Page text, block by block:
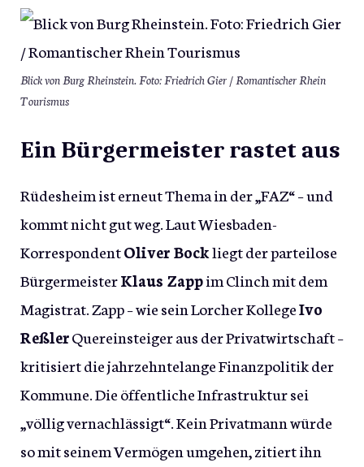
Blick von Burg Rheinstein. Foto: Friedrich Gier / Romantischer Rhein
Tourismus
Ein Bürgermeister rastet aus
Rüdesheim ist erneut Thema in der „FAZ“ – und
kommt nicht gut weg. Laut Wiesbaden-
KorrespondentOliver Bockliegt der parteilose
BürgermeisterKlaus Zappim Clinch mit dem
Magistrat. Zapp – wie sein Lorcher KollegeIvo
ReßlerQuereinsteiger aus der Privatwirtschaft –
kritisiert die jahrzehntelange Finanzpolitik der
Kommune. Die öffentliche Infrastruktur sei
„völlig vernachlässigt“. Kein Privatmann würde
so mit seinem Vermögen umgehen, zitiert ihn